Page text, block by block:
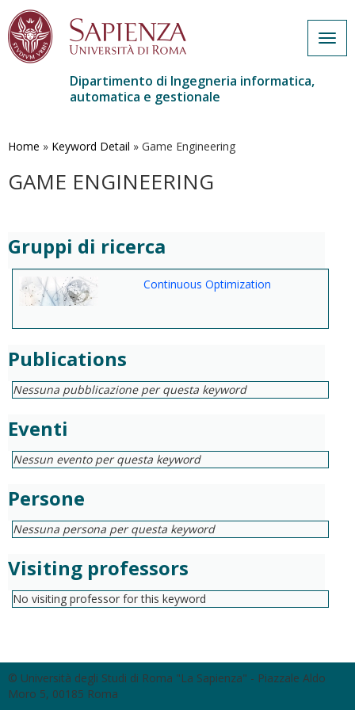
contenuto
Dipartimento di Ingegneria informatica,
automatica e gestionale
Home » Keyword Detail » Game Engineering
GAME ENGINEERING
Gruppi di ricerca
Continuous Optimization
Publications
Nessuna pubblicazione per questa keyword
Eventi
Nessun evento per questa keyword
Persone
Nessuna persona per questa keyword
Visiting professors
No visiting professor for this keyword
© Università degli Studi di Roma "La Sapienza" - Piazzale Aldo
Moro 5, 00185 Roma